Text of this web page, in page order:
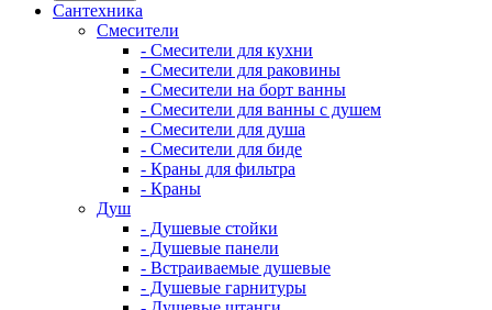
Сантехника
Смесители
- Смесители для кухни
- Смесители для раковины
- Смесители на борт ванны
- Смесители для ванны с душем
- Смесители для душа
- Смесители для биде
- Краны для фильтра
- Краны
Душ
- Душевые стойки
- Душевые панели
- Встраиваемые душевые
- Душевые гарнитуры